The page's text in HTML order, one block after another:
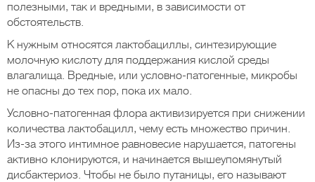
полезными, так и вредными, в зависимости от
обстоятельств.
К нужным относятся лактобациллы, синтезирующие
молочную кислоту для поддержания кислой среды
влагалища. Вредные, или условно-патогенные, микробы
не опасны до тех пор, пока их мало.
Условно-патогенная флора активизируется при снижении
количества лактобацилл, чему есть множество причин.
Из-за этого интимное равновесие нарушается, патогены
активно клонируются, и начинается вышеупомянутый
дисбактериоз. Чтобы не было путаницы, его называют